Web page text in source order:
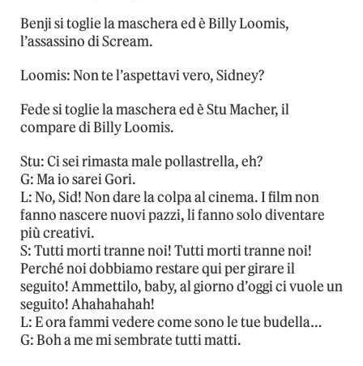
Benji si toglie la maschera ed è Billy Loomis,
l’assassino di Scream.
Loomis: Non te l’aspettavi vero, Sidney?
Fede si toglie la maschera ed è Stu Macher, il
compare di Billy Loomis.
Stu: Ci sei rimasta male pollastrella, eh?
G: Ma io sarei Gori.
L: No, Sid! Non dare la colpa al cinema. I film non
fanno nascere nuovi pazzi, li fanno solo diventare
più creativi.
S: Tutti morti tranne noi! Tutti morti tranne noi!
Perché noi dobbiamo restare qui per girare il
seguito! Ammettilo, baby, al giorno d’oggi ci vuole un
seguito! Ahahahahah!
L: E ora fammi vedere come sono le tue budella…
G: Boh a me mi sembrate tutti matti.